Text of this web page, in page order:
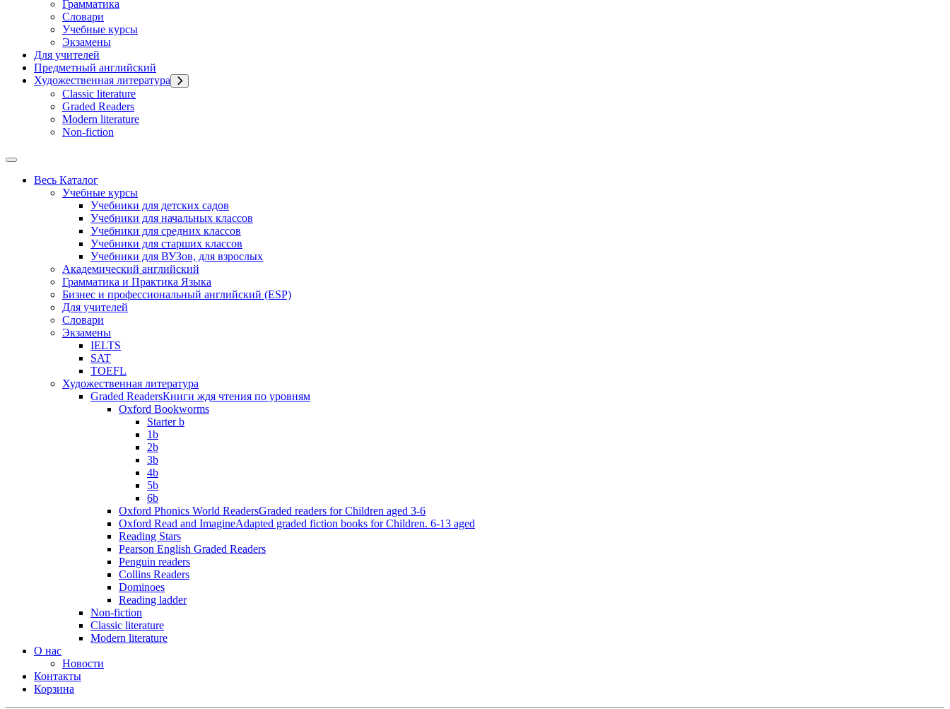
Грамматика
Словари
Учебные курсы
Экзамены
Для учителей
Предметный английский
Художественная литература
Classic literature
Graded Readers
Modern literature
Non-fiction
Весь Каталог
Учебные курсы
Учебники для детских садов
Учебники для начальных классов
Учебники для средних классов
Учебники для старших классов
Учебники для ВУЗов, для взрослых
Академический английский
Грамматика и Практика Языка
Бизнес и профессиональный английский (ESP)
Для учителей
Словари
Экзамены
IELTS
SAT
TOEFL
Художественная литература
Graded ReadersКниги ждя чтения по уровням
Oxford Bookworms
Starter b
1b
2b
3b
4b
5b
6b
Oxford Phonics World ReadersGraded readers for Children aged 3-6
Oxford Read and ImagineAdapted graded fiction books for Children. 6-13 aged
Reading Stars
Pearson English Graded Readers
Penguin readers
Collins Readers
Dominoes
Reading ladder
Non-fiction
Classic literature
Modern literature
О нас
Новости
Контакты
Корзина